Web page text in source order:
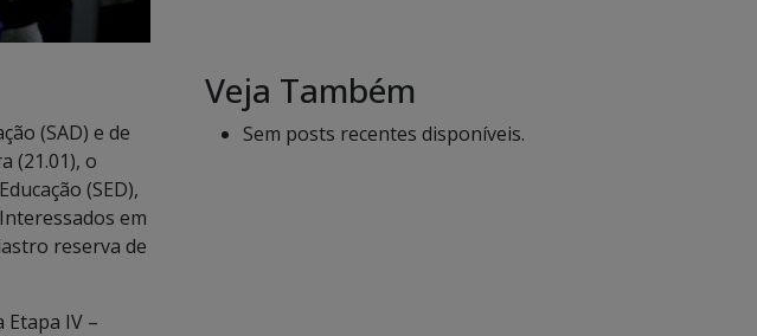
(SAD) e de
(21.01), o
(SED),
em
reserva de
IV –
Veja Também
Sem posts recentes disponíveis.